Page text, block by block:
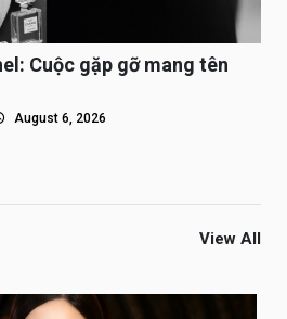
Cuộc gặp gỡ mang tên
August 6, 2026
View All